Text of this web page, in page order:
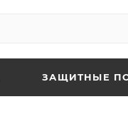
ЗАЩИТНЫЕ